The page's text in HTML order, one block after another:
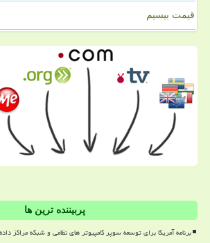
قیمت بیسیم
پربیننده ترین ها
برنامه آمریکا برای توسعه سوپر کامپیوتر های نظامی و شبکه مراکز